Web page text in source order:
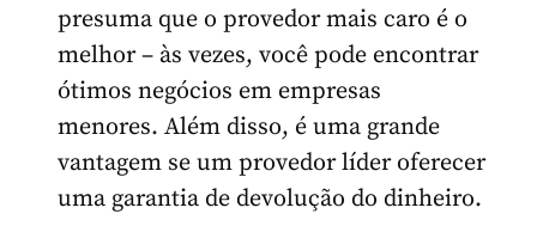
presuma que o provedor mais caro é o
melhor – às vezes, você pode encontrar
ótimos negócios em empresas
menores. Além disso, é uma grande
vantagem se um provedor líder oferecer
uma garantia de devolução do dinheiro.